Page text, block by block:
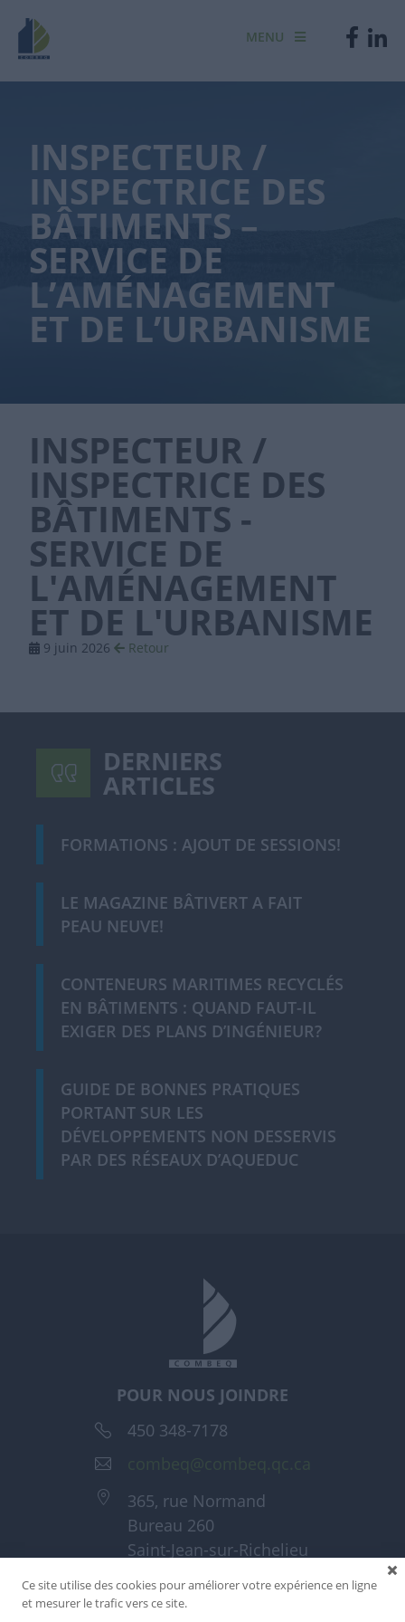
MENU
INSPECTEUR /
INSPECTRICE DES
BÂTIMENTS –
SERVICE DE
L’AMÉNAGEMENT
ET DE L’URBANISME
INSPECTEUR /
INSPECTRICE DES
BÂTIMENTS -
SERVICE DE
L'AMÉNAGEMENT
ET DE L'URBANISME
9 juin 2026 Retour
DERNIERS
ARTICLES
FORMATIONS : AJOUT DE SESSIONS!
LE MAGAZINE BÂTIVERT A FAIT
PEAU NEUVE!
CONTENEURS MARITIMES RECYCLÉS
EN BÂTIMENTS : QUAND FAUT-IL
EXIGER DES PLANS D’INGÉNIEUR?
GUIDE DE BONNES PRATIQUES
PORTANT SUR LES
DÉVELOPPEMENTS NON DESSERVIS
PAR DES RÉSEAUX D’AQUEDUC
POUR NOUS JOINDRE
450 348-7178
365, rue Normand
Bureau 260
Saint-Jean-sur-Richelieu
Ce site utilise des cookies pour améliorer votre expérience en ligne
et mesurer le trafic vers ce site.